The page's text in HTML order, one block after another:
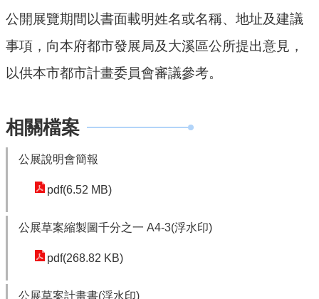
回
首
頁
導
覽
市
公開展覽期間以書面載明姓名或名稱、地址及建議
事項，向本府都市發展局及大溪區公所提出意見，
以供本市都市計畫委員會審議參考。
相關檔案
公展說明會簡報
pdf(6.52 MB)
公展草案縮製圖千分之一 A4-3(浮水印)
pdf(268.82 KB)
公展草案計畫書(浮水印)